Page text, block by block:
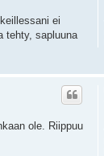
ei
tehty, sapluuna
ole. Riippuu